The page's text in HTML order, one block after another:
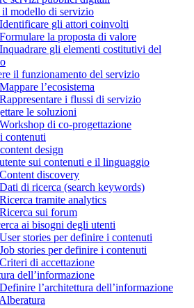
modello di servizio
gli attori coinvolti
la proposta di valore
gli elementi costitutivi del
il funzionamento del servizio
l’ecosistema
i flussi di servizio
le soluzioni
di co-progettazione
contenuti
design
sui contenuti e il linguaggio
discovery
di ricerca (search keywords)
tramite analytics
sui forum
ai bisogni degli utenti
stories per definire i contenuti
stories per definire i contenuti
di accettazione
dell’informazione
l’architettura dell’informazione